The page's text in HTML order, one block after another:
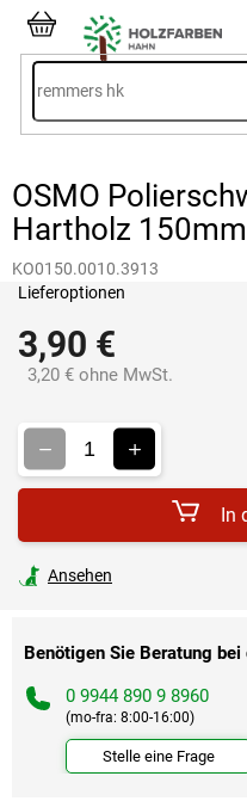
Inhalt
springenWARENKORB
OSMO
Hartholz 150mm
KO0150.0010.3913
3,90 €
3,20 € ohne MwSt.
Lieferoptionen
In
Ansehen
Benötigen Sie Beratung bei
0 9944 890 9 8960
(mo-fra: 8:00-16:00)
Stelle eine Frage